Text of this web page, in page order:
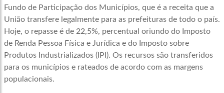
Fundo de Participação dos Municípios, que é a receita que a
União transfere legalmente para as prefeituras de todo o país.
Hoje, o repasse é de 22,5%, percentual oriundo do Imposto
de Renda Pessoa Física e Jurídica e do Imposto sobre
Produtos Industrializados (IPI). Os recursos são transferidos
para os municípios e rateados de acordo com as margens
populacionais.